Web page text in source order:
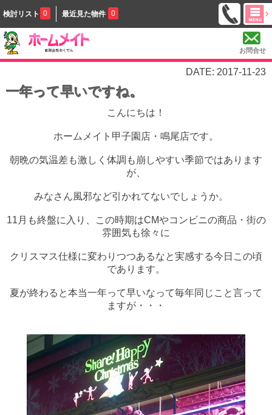
検討リスト 0 最近見た物件 0
お問合せ
DATE: 2017-11-23
一年って早いですね。
こんにちは！
ホームメイト甲子園店・鳴尾店です。
朝晩の気温差も激しく体調も崩しやすい季節ではあります
が、
みなさん風邪など引かれてないでしょうか。
11月も終盤に入り、この時期はCMやコンビニの商品・街の
雰囲気も徐々に
クリスマス仕様に変わりつつあるなと実感する今日この頃
であります。
夏が終わると本当一年って早いなって毎年同じこと言って
ますが・・・